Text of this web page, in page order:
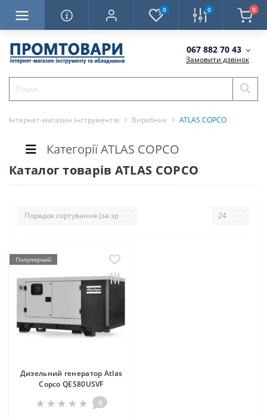
0 0 0
067 882 70 43
Замовити дзвінок
Інтернет-магазин інструментів Виробник ATLAS COPCO
Категорії ATLAS COPCO
Каталог товарів ATLAS COPCO
Популярний
Дизельний генератор Atlas
Copco QES80USVF
0